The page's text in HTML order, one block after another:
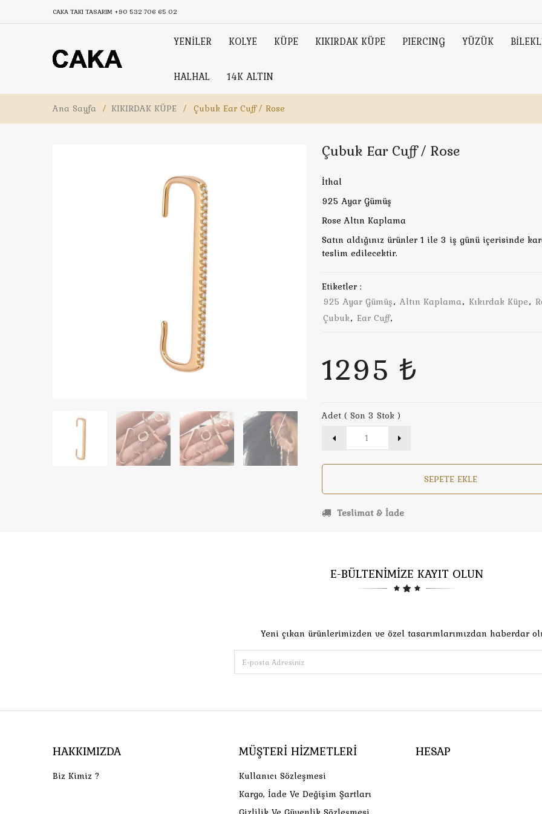
CAKA TAKI TASARIM +90 532 706 65 02
YENİLER KOLYE KÜPE KIKIRDAK KÜPE PIERCING YÜZÜK
HALHAL 14K ALTIN
Ana Sayfa / KIKIRDAK KÜPE / Çubuk Ear Cuff / Rose
Çubuk Ear Cuff / Rose
İthal
925 Ayar Gümüş
Rose Altın Kaplama
Satın aldığınız ürünler 1 ile 3 iş günü içerisinde
teslim edilecektir.
Etiketler :
925 Ayar Gümüş, Altın Kaplama, Kıkırdak Küpe,
Çubuk, Ear Cuff,
1295 ₺
Adet ( Son 3 Stok )
SEPETE EKLE
Teslimat & İade
E-BÜLTENİMİZE KAYIT OLUN
Yeni çıkan ürünlerimizden ve özel tasarımlarımızdan haberdar
HAKKIMIZDA
Biz Kimiz ?
MÜŞTERI HIZMETLERI
Kullanıcı Sözleşmesi
Kargo, İade Ve Değişim Şartları
HESAP